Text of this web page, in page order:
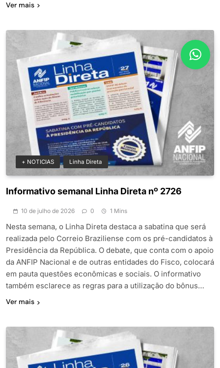
Ver mais
+ NOTICIAS Linha Direta
Informativo semanal Linha Direta nº 2726
10 de julho de 2026 0 1 Mins
Nesta semana, o Linha Direta destaca a sabatina que será
realizada pelo Correio Braziliense com os pré-candidatos à
Presidência da República. O debate, que conta com o apoio
da ANFIP Nacional e de outras entidades do Fisco, colocará
em pauta questões econômicas e sociais. O informativo
também esclarece as regras para a utilização do bônus…
Ver mais